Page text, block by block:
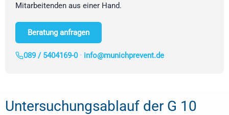
Mitarbeitenden aus einer Hand.
Beratung anfragen
089 / 5404169-0 · info@munichprevent.de
Untersuchungsablauf der G 10